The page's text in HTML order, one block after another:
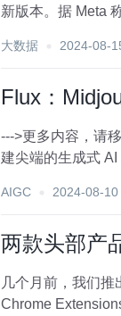
新版本。据 Meta
大数据 2024-08-
Flux：
--->更多内容，请移步“鲁班秘笈”！！<--- Black Forest Labs
建尖端的生成式
AIGC 2024-08-10
两款头部产
几个月前，我们推
Chrome